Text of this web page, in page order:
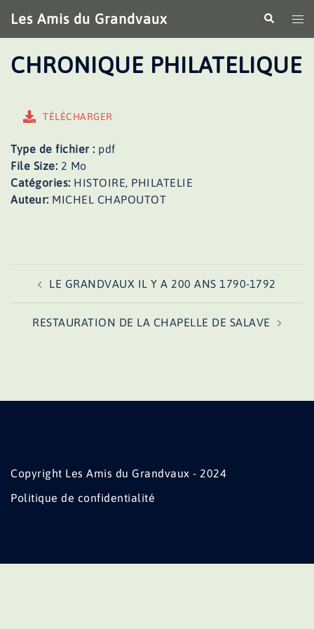
au
contenu
Les Amis du Grandvaux
le
CHRONIQUE PHILATELIQUE
TÉLÉCHARGER
Type de fichier : pdf
File Size: 2 Mo
Catégories: HISTOIRE, PHILATELIE
Auteur: MICHEL CHAPOUTOT
d’articleLE GRANDVAUX IL Y A 200 ANS 1790-1792
RESTAURATION DE LA CHAPELLE DE SALAVE
Copyright Les Amis du Grandvaux - 2024
Politique de confidentialité